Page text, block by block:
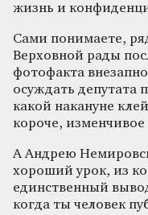
жизнь и
Сами понимаете,
Верховной рады
фотофакта
осуждать депутата
какой накануне
короче, изменчивое
А Андрею
хороший урок, из
единственный
когда ты человек